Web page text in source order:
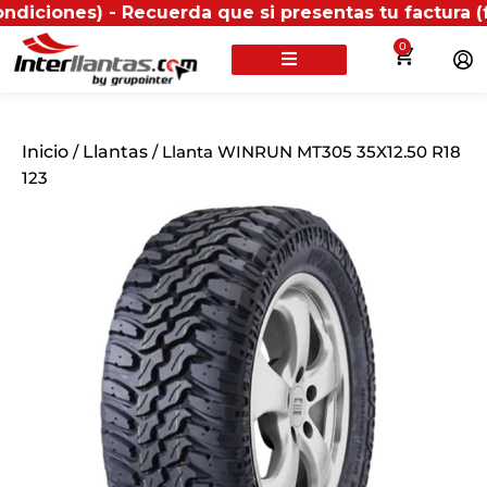
- Recuerda que si presentas tu factura (física
0
Inicio / Llantas / Llanta WINRUN MT305 35X12.50 R18
123